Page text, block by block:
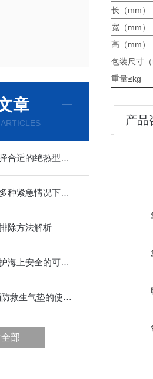
章
如何根据环境选择合适的绝热型浸水保温服？
消防救生气垫在多种紧急情况下的重要性
除方法解析
船用救生圈是守护海上安全的可靠伙伴
作为逃生设备,消防救生气垫的使用方法你值得学习
部
长（mm）
宽（mm）
高（mm）
包装尺寸
重量≤kg
产品